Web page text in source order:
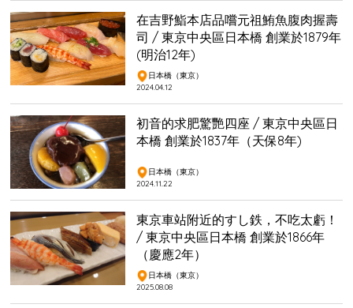
在吉野鮨本店品嚐元祖鮪魚腹肉握壽
司 / 東京中央區日本橋 創業於1879年
(明治12年)
日本橋（東京）
2024.04.12
初音的求肥驚艷四座 / 東京中央區日
本橋 創業於1837年（天保8年)
日本橋（東京）
2024.11.22
東京車站附近的すし鉄，不吃太虧！
/ 東京中央區日本橋 創業於1866年
（慶應2年）
日本橋（東京）
2025.08.08